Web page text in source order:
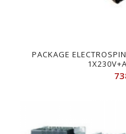
PACKAGE